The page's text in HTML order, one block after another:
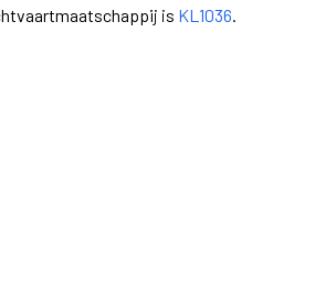
is KL1036.